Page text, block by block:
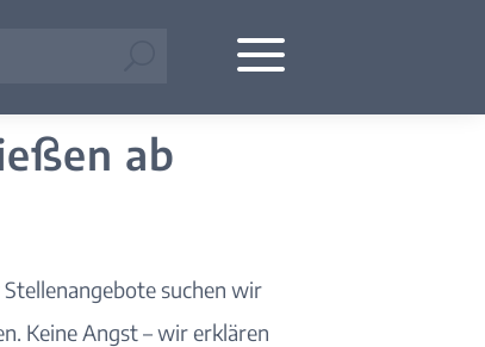
a
ab
suchen wir
Keine Angst – wir erklären